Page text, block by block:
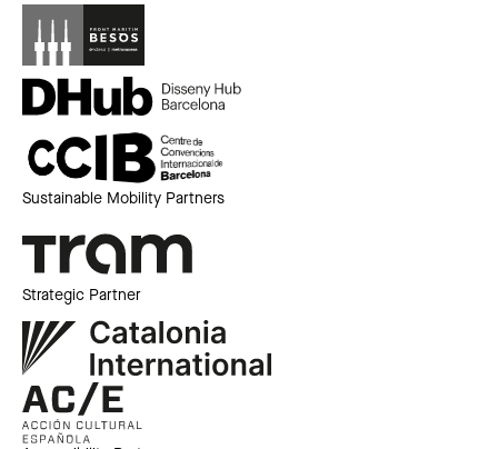
Sustainable Mobility Partners
Strategic Partner